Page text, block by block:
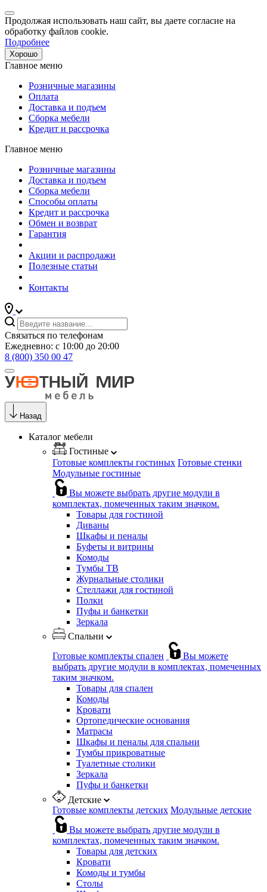
Продолжая использовать наш сайт, вы даете согласие на
обработку файлов cookie.
Подробнее
Хорошо
Главное меню
Розничные магазины
Оплата
Доставка и подъем
Сборка мебели
Кредит и рассрочка
Главное меню
Розничные магазины
Доставка и подъем
Сборка мебели
Способы оплаты
Кредит и рассрочка
Обмен и возврат
Гарантия
Акции и распродажи
Полезные статьи
Контакты
Связаться по телефонам
Ежедневно: с 10:00 до 20:00
8 (800) 350 00 47
Назад
Каталог мебели
Гостиные
Готовые комплекты гостиных Готовые стенки
Модульные гостиные
Вы можете выбрать другие модули в
комплектах, помеченных таким значком.
Товары для гостиной
Диваны
Шкафы и пеналы
Буфеты и витрины
Комоды
Тумбы ТВ
Журнальные столики
Стеллажи для гостиной
Полки
Пуфы и банкетки
Зеркала
Спальни
Готовые комплекты спален
Вы можете
выбрать другие модули в комплектах, помеченных
таким значком.
Товары для спален
Комоды
Кровати
Ортопедические основания
Матрасы
Шкафы и пеналы для спальни
Тумбы прикроватные
Туалетные столики
Зеркала
Пуфы и банкетки
Детские
Готовые комплекты детских Модульные детские
Вы можете выбрать другие модули в
комплектах, помеченных таким значком.
Товары для детских
Кровати
Комоды и тумбы
Столы